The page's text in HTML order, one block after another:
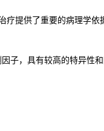
疗提供了重要的病理学
子，具有较高的特异性